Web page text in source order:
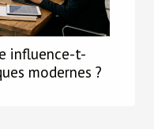
influence-t-
modernes ?